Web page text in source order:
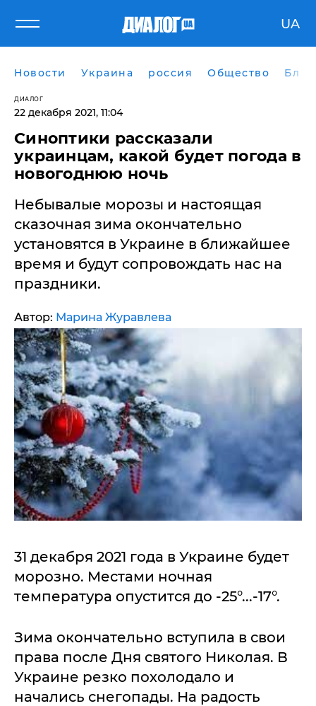
UA
Новости Украина россия Общество
ДИАЛОГ
22 декабря 2021, 11:04
Синоптики рассказали
украинцам, какой будет погода в
новогоднюю ночь
Небывалые морозы и настоящая
сказочная зима окончательно
установятся в Украине в ближайшее
время и будут сопровождать нас на
праздники.
Автор: Марина Журавлева
31 декабря 2021 года в Украине будет
морозно. Местами ночная
температура опустится до -25°...-17°.
Зима окончательно вступила в свои
права после Дня святого Николая. В
Украине резко похолодало и
начались снегопады. На радость